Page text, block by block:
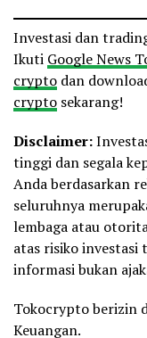
Investasi dan
Ikuti Google News
crypto dan
crypto sekarang!
Disclaimer:
tinggi dan segala
Anda berdasarkan
seluruhnya
lembaga atau
atas risiko investasi
informasi bukan
Tokocrypto berizin
Keuangan.